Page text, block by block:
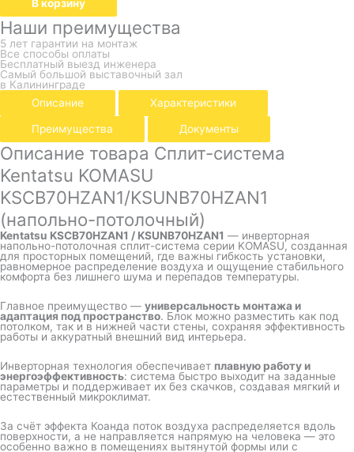
В корзину
Наши преимущества
5 лет гарантии на монтаж
Все способы оплаты
Бесплатный выезд инженера
Самый большой выставочный зал
в Калининграде
Описание
Характеристики
Преимущества Документы
Описание товара Сплит-система
Kentatsu KOMASU
KSCB70HZAN1/KSUNB70HZAN1
(напольно-потолочный)
Kentatsu KSCB70HZAN1 / KSUNB70HZAN1 — инверторная
напольно-потолочная сплит-система серии KOMASU, созданная
для просторных помещений, где важны гибкость установки,
равномерное распределение воздуха и ощущение стабильного
комфорта без лишнего шума и перепадов температуры.
Главное преимущество — универсальность монтажа и
адаптация под пространство. Блок можно разместить как под
потолком, так и в нижней части стены, сохраняя эффективность
работы и аккуратный внешний вид интерьера.
Инверторная технология обеспечивает плавную работу и
энергоэффективность: система быстро выходит на заданные
параметры и поддерживает их без скачков, создавая мягкий и
естественный микроклимат.
За счёт эффекта Коанда поток воздуха распределяется вдоль
поверхности, а не направляется напрямую на человека — это
особенно важно в помещениях вытянутой формы или с